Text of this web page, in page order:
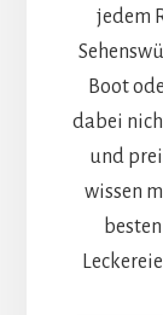
jedem
Boot
dabei
und
wissen